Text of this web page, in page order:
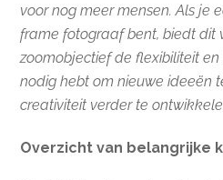
voor nog meer mensen. Als je
frame fotograaf bent, biedt dit
zoomobjectief de flexibiliteit
nodig hebt om nieuwe ideeën
creativiteit verder te
Overzicht van belangrijke